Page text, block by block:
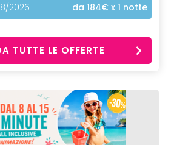
2026
da 184€ x 1 notte
TUTTE LE OFFERTE